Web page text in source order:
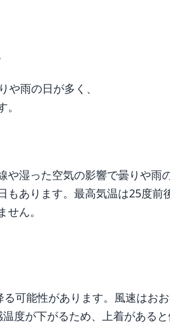
雨の日が多く、
湿った空気の影響で曇りや雨
あります。最高気温は25度前
ん。
可能性があります。風速はお
度が下がるため、上着があると